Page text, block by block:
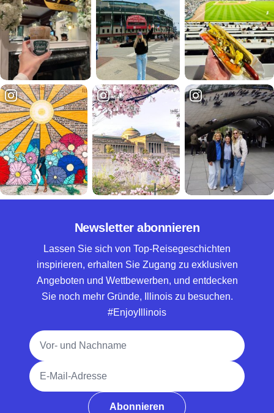
Newsletter abonnieren
Lassen Sie sich von Top-Reisegeschichten
inspirieren, erhalten Sie Zugang zu exklusiven
Angeboten und Wettbewerben, und entdecken
Sie noch mehr Gründe, Illinois zu besuchen.
#EnjoyIllinois
Vollständiger Name
E-Mail-Adresse
Abonnieren